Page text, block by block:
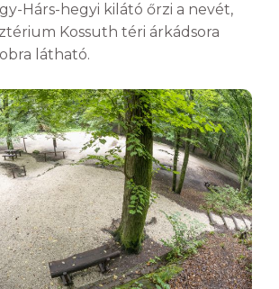
Hárs-hegyi kilátó őrzi a nevét,
Kossuth téri árkádsora
látható.